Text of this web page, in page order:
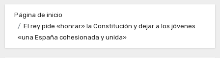
Página de inicio
El rey pide «honrar» la Constitución y dejar a los jóvenes
«una España cohesionada y unida»